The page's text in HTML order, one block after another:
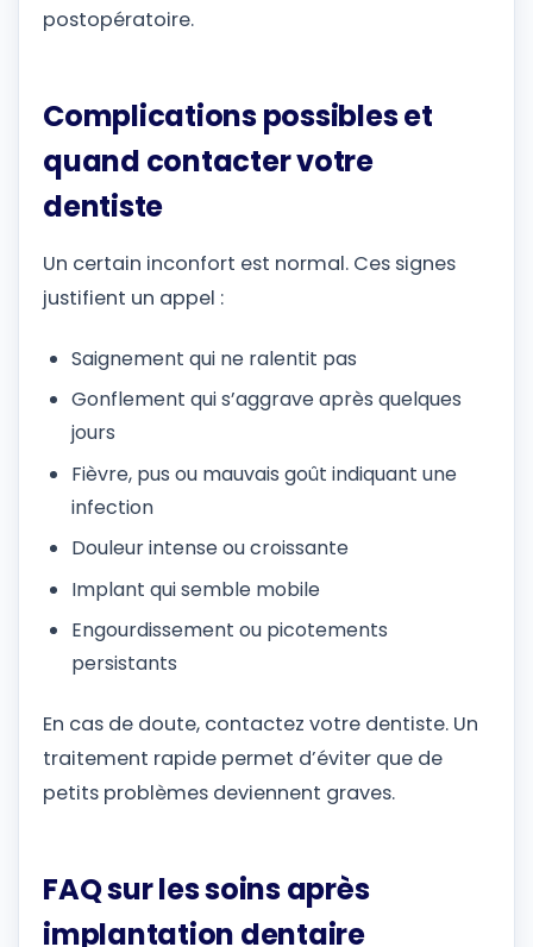
postopératoire.
Complications possibles et
quand contacter votre
dentiste
Un certain inconfort est normal. Ces signes
justifient un appel :
Saignement qui ne ralentit pas
Gonflement qui s’aggrave après quelques
jours
Fièvre, pus ou mauvais goût indiquant une
infection
Douleur intense ou croissante
Implant qui semble mobile
Engourdissement ou picotements
persistants
En cas de doute, contactez votre dentiste. Un
traitement rapide permet d’éviter que de
petits problèmes deviennent graves.
FAQ sur les soins après
implantation dentaire